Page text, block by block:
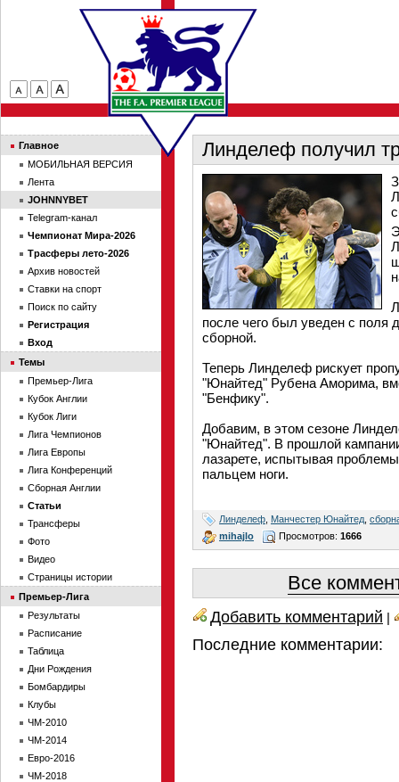
Линделеф получил
после чего был уведен с поля
сборной.
Теперь Линделеф рискует
"Юнайтед" Рубена Аморима,
"Бенфику".
Добавим, в этом сезоне
"Юнайтед". В прошлой
лазарете, испытывая
пальцем ноги.
Линделеф Манчестер Юнайтед
mihajlo
Просмотров: 1666
Все
Добавить комментарий |
Последние комментарии:
Главное
МОБИЛЬНАЯ ВЕРСИЯ
Лента
JOHNNYBET
Telegram-канал
Чемпионат Мира-2026
Трасферы лето-2026
Архив новостей
Ставки на спорт
Поиск по сайту
Регистрация
Вход
Темы
Премьер-Лига
Кубок Англии
Кубок Лиги
Лига Чемпионов
Лига Европы
Лига Конференций
Сборная Англии
Статьи
Трансферы
Фото
Видео
Страницы истории
Премьер-Лига
Результаты
Расписание
Таблица
Дни Рождения
Бомбардиры
Клубы
ЧМ-2010
ЧМ-2014
Евро-2016
ЧМ-2018